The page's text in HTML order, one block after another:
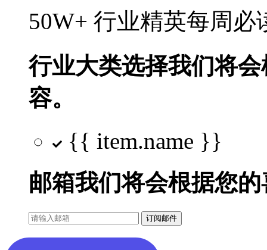
50W+ 行业精英每周
行业大类选择我们将
容。
{{ item.name }}
邮箱我们将会根据您
订阅邮件